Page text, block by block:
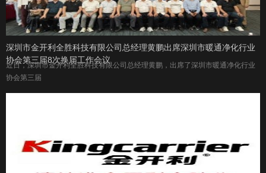
深圳市金开利全胜科技有限公司总经理黄鹏出席深圳市暖通净化行业
协会第三届8次换届工作会议
近日，深圳市金开利全胜科技有限公司总经理黄鹏，出席了深圳市暖通净化行业
协会第三届